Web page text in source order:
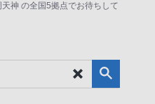
神 の全国5拠点でお待ちして